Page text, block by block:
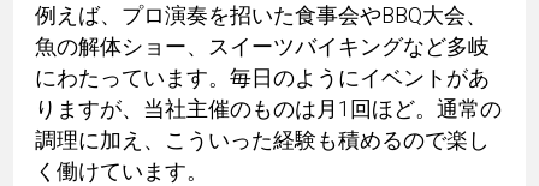
例えば、プロ演奏を招いた食事会やBBQ大会、
魚の解体ショー、スイーツバイキングなど多岐
にわたっています。毎日のようにイベントがあ
りますが、当社主催のものは月1回ほど。通常の
調理に加え、こういった経験も積めるので楽し
く働けています。